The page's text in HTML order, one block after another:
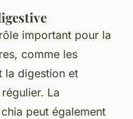
important pour la
comme les
la digestion et
La
peut également